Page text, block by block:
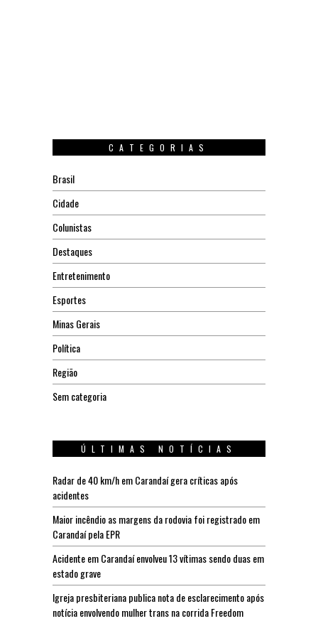
CATEGORIAS
Brasil
Cidade
Colunistas
Destaques
Entretenimento
Esportes
Minas Gerais
Política
Região
Sem categoria
ÚLTIMAS NOTÍCIAS
Radar de 40 km/h em Carandaí gera críticas após
acidentes
Maior incêndio as margens da rodovia foi registrado em
Carandaí pela EPR
Acidente em Carandaí envolveu 13 vítimas sendo duas em
estado grave
Igreja presbiteriana publica nota de esclarecimento após
notícia envolvendo mulher trans na corrida Freedom